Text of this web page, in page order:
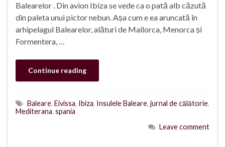
Balearelor . Din avion Ibiza se vede ca o pată alb căzută
din paleta unui pictor nebun. Așa cum e ea aruncată în
arhipelagul Balearelor, alături de Mallorca, Menorca și
Formentera, …
Continue reading
Baleare, Eivissa, Ibiza, Insulele Baleare, jurnal de călătorie,
Mediterana, spania
Leave comment